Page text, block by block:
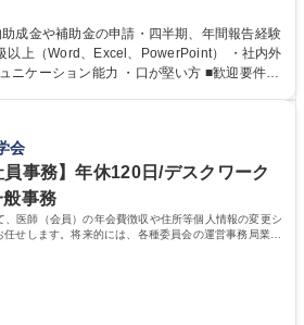
だき、ゆくゆくはリーダーやマネージャーポ
しています。 【総務・人事グルー
連 ・採用活動 ・教育研修の企画、実行 ・勤
・法定の会議運営（評議員会、理事会） ・
らの問合せ、相談対応 ・その他日常の総務
成金や補助金の申請・四半期、年間報告経験
以上（Word、Excel、PowerPoint） ・社内外
ーション能力 ・口が堅い方 ■歓迎要件
会
事務】年休120日/デスクワーク
事務
、医師（会員）の年会費徴収や住所等個人情報の変更シ
せします。将来的には、各種委員会の運営事務局業務
す。